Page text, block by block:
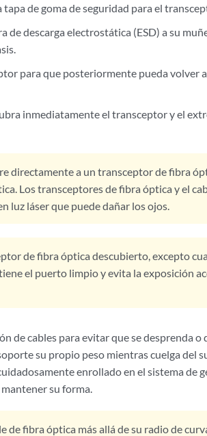
de goma de seguridad para el
de descarga electrostática (ESD) a su
para que posteriormente pueda volver
inmediatamente el transceptor y el
directamente a un transceptor de fibra
Los transceptores de fibra óptica y el
luz láser que puede dañar los ojos.
de fibra óptica descubierto, excepto
el puerto limpio y evita la exposición
de cables para evitar que se desprenda
su propio peso mientras cuelga del
enrollado en el sistema de
su forma.
de fibra óptica más allá de su radio de